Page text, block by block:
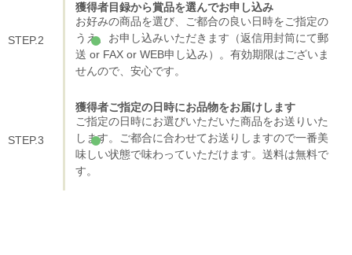
STEP.2
獲得者目録から賞品を選んでお申し込み
お好みの商品を選び、ご都合の良い日時をご指定の
うえ、お申し込みいただきます（返信用封筒にて郵
送 or FAX or WEB申し込み）。有効期限はございま
せんので、安心です。
STEP.3
獲得者ご指定の日時にお品物をお届けします
ご指定の日時にお選びいただいた商品をお送りいた
します。ご都合に合わせてお送りしますので一番美
味しい状態で味わっていただけます。送料は無料で
す。